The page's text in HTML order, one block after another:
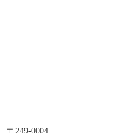
〒249-0004